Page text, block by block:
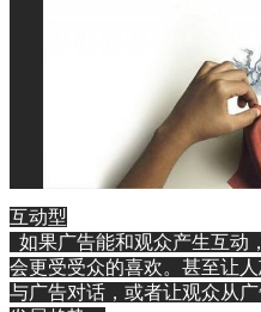
互动型
如果广告能和观众产生互动
会更受受众的喜欢。甚至让
与广告对话，或者让观众从